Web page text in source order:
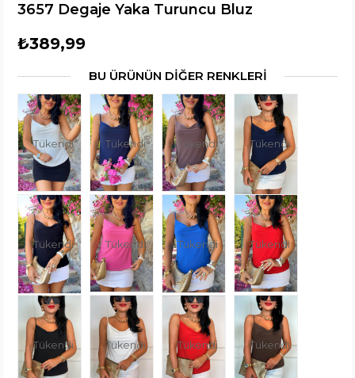
3657 Degaje Yaka Turuncu Bluz
₺389,99
BU ÜRÜNÜN DİĞER RENKLERİ
Tükendi Tükendi Tükendi Tükendi
Tükendi Tükendi Tükendi Tükendi
Tükendi Tükendi Tükendi Tükendi